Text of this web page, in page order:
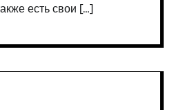
есть свои […]